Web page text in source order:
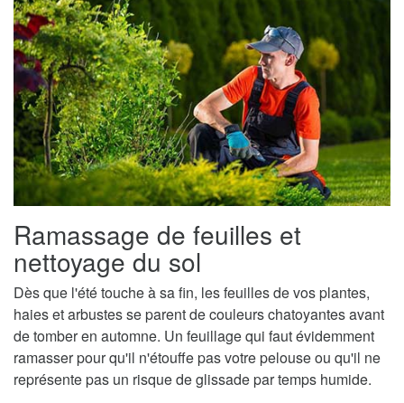
Ramassage de feuilles et
nettoyage du sol
Dès que l'été touche à sa fin, les feuilles de vos plantes,
haies et arbustes se parent de couleurs chatoyantes avant
de tomber en automne. Un feuillage qui faut évidemment
ramasser pour qu'il n'étouffe pas votre pelouse ou qu'il ne
représente pas un risque de glissade par temps humide.